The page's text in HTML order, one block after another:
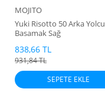
MOJITO
Yuki Risotto 50 Arka Yolcu
Basamak Sağ
838,66 TL
931,84 TL
SEPETE EKLE